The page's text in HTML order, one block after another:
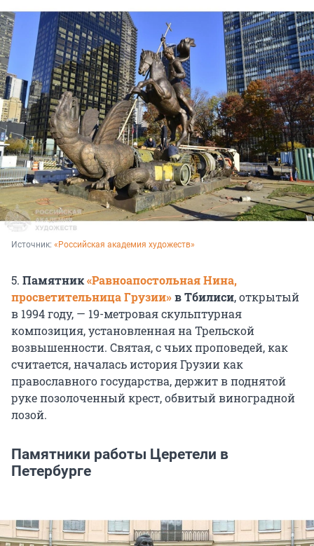
Источник: «Российская академия художеств»
5. Памятник«Равноапостольная Нина,
просветительница Грузии»в Тбилиси, открытый
в 1994 году, — 19-метровая скульптурная
композиция, установленная на Трельской
возвышенности. Святая, с чьих проповедей, как
считается, началась история Грузии как
православного государства, держит в поднятой
руке позолоченный крест, обвитый виноградной
лозой.
Памятники работы Церетели в
Петербурге